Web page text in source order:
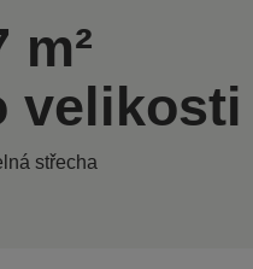
m²
velikosti
střecha